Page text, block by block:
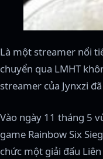
Là một streamer nổi
chuyển qua LMHT
streamer của Jynxzi
Vào ngày 11 tháng 5
game Rainbow Six
chức một giải đấu